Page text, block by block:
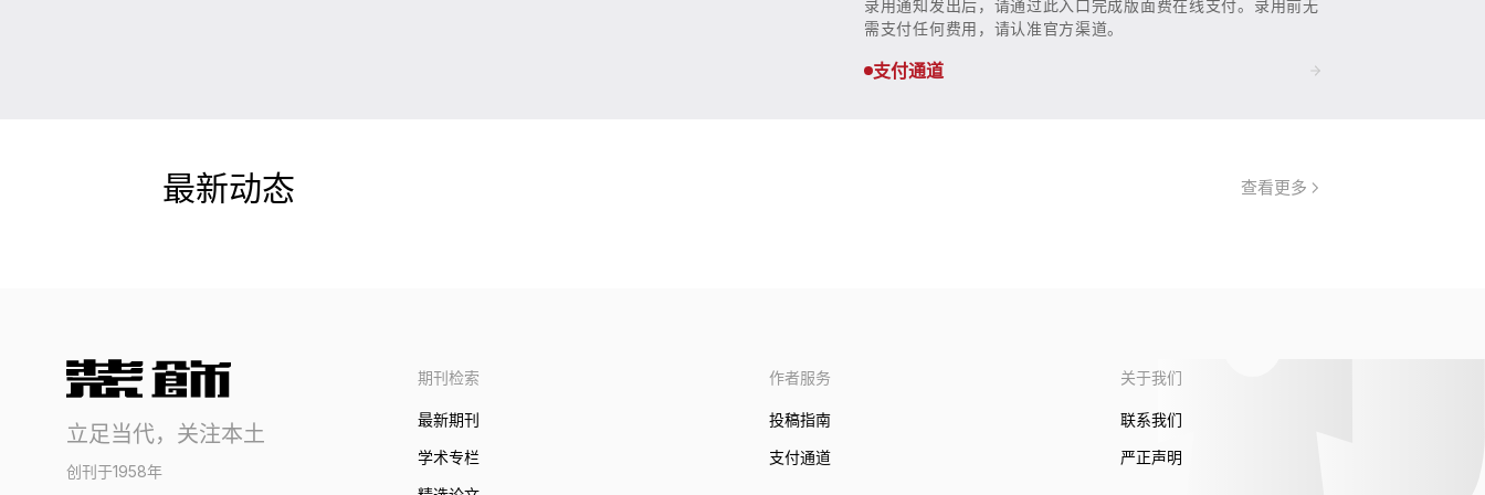
录用通知发出后，请通过此入口完成版面费在线支付。录用前无
需支付任何费用，请认准官方渠道。
支付通道
最新动态 查看更多
立足当代，关注本土
创刊于1958年
期刊检索
最新期刊
学术专栏
作者服务
投稿指南
支付通道
关于我们
联系我们
严正声明